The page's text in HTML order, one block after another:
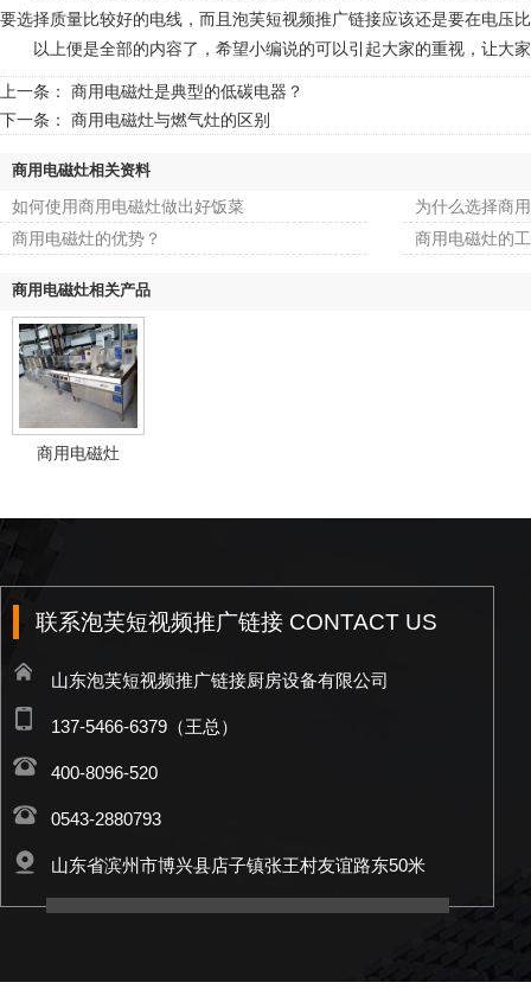
要选择质量比较好的电线，而且泡芙短视频推广链接应该还是要在电
以上便是全部的内容了，希望小编说的可以引起大家的重视，让大
上一条： 商用电磁灶是典型的低碳电器？
下一条： 商用电磁灶与燃气灶的区别
商用电磁灶相关资料
如何使用商用电磁灶做出好饭菜
为什么选择商
商用电磁灶的优势？
商用电磁灶的
商用电磁灶相关产品
商用电磁灶
联系泡芙短视频推广链接 CONTACT US
山东泡芙短视频推广链接厨房设备有限公司
137-5466-6379（王总）
400-8096-520
0543-2880793
山东省滨州市博兴县店子镇张王村友谊路东50米